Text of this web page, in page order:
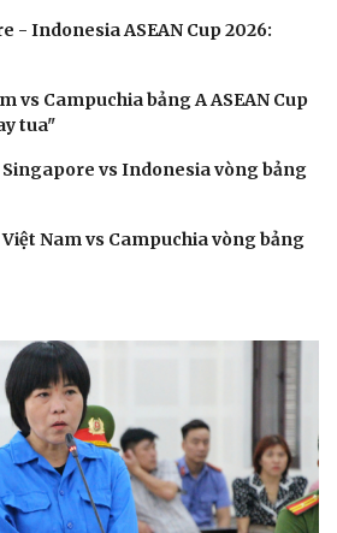
Tình yêu - Gia đình
- Indonesia ASEAN Cup 2026:
vs Campuchia bảng A ASEAN Cup
tua"
vs Indonesia vòng bảng
Nam vs Campuchia vòng bảng